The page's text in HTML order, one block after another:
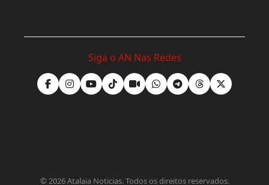
Siga o AN Nas Redes
© 2026Atalaia Noticias. Todos os direitos reservados.